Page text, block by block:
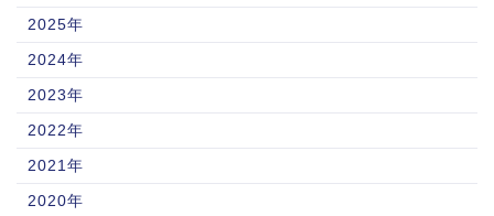
2025年
2024年
2023年
2022年
2021年
2020年